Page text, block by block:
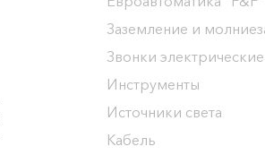
Заземление и
Звонки электрические
Инструменты
Источники света
Кабель